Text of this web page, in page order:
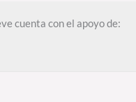
cuenta con el apoyo de: